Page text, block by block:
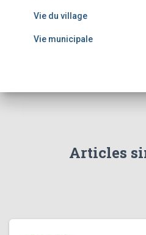
Vie du village
Vie municipale
Articles